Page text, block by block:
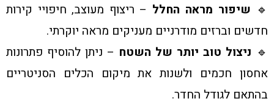
🔹 שיפור מראה החלל – ריצוף מעוצב, חיפויי קירות
חדשים וברזים מודרניים מעניקים מראה יוקרתי.
🔹 ניצול טוב יותר של השטח – ניתן להוסיף פתרונות
אחסון חכמים ולשנות את מיקום הכלים הסניטריים
בהתאם לגודל החדר.